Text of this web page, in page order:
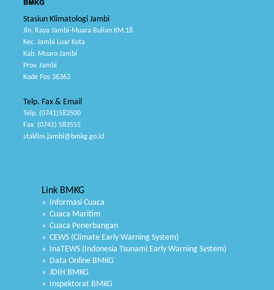
Stasiun Klimatologi Jambi
Jln. Raya Jambi-Muara Bulian KM.18
Kec. Jambi Luar Kota
Kab. Muaro Jambi
Prov. Jambi
Kode Pos 36363
Telp. Fax & Email
Telp. (0741)583500
Fax. (0741) 583555
staklim.jambi@bmkg.go.id
Link BMKG
» Informasi Cuaca
» Cuaca Maritim
» Cuaca Penerbangan
» CEWS (Climate Early Warning System)
» InaTEWS (Indonesia Tsunami Early Warning System)
» Data Online BMKG
» JDIH BMKG
» Inspektorat BMKG